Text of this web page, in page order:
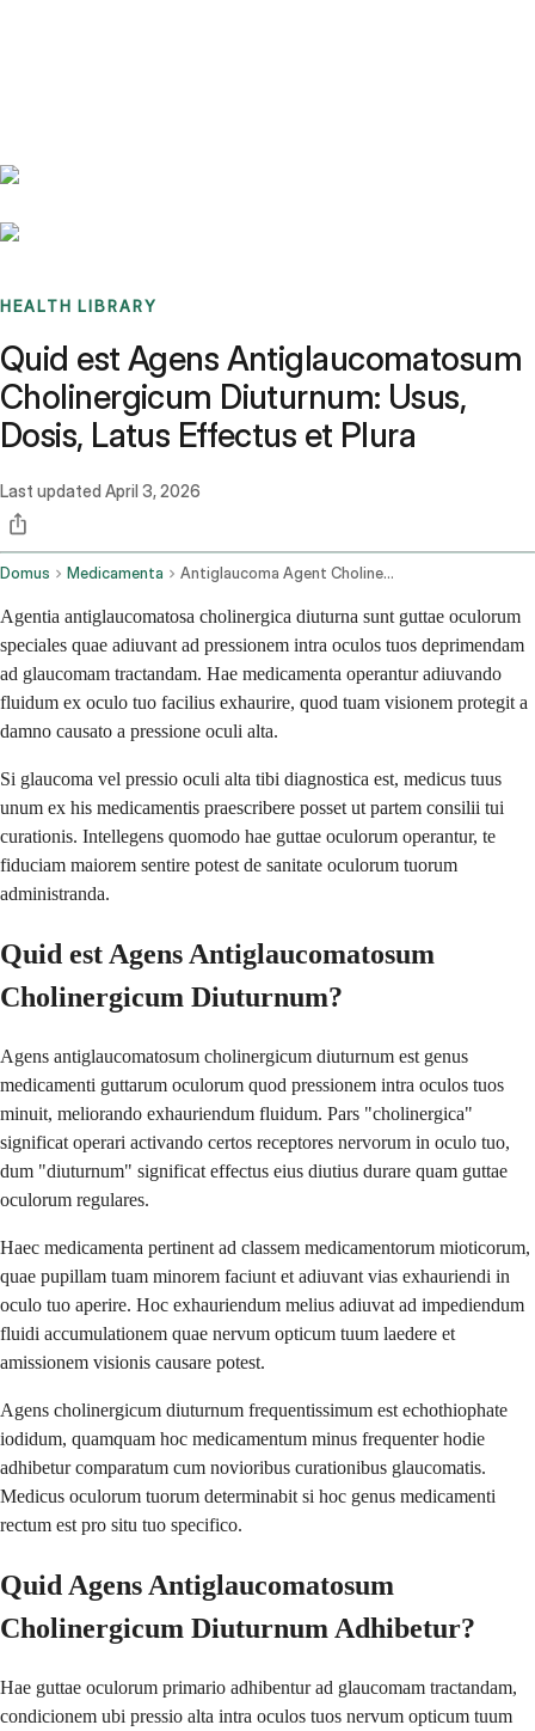
HEALTH LIBRARY
Quid est Agens Antiglaucomatosum
Cholinergicum Diuturnum: Usus,
Dosis, Latus Effectus et Plura
Last updated April 3, 2026
Domus Medicamenta Antiglaucoma Agent Cholinergic Long Acting Ophthalmic Route
Agentia antiglaucomatosa cholinergica diuturna sunt guttae oculorum
speciales quae adiuvant ad pressionem intra oculos tuos deprimendam
ad glaucomam tractandam. Hae medicamenta operantur adiuvando
fluidum ex oculo tuo facilius exhaurire, quod tuam visionem protegit a
damno causato a pressione oculi alta.
Si glaucoma vel pressio oculi alta tibi diagnostica est, medicus tuus
unum ex his medicamentis praescribere posset ut partem consilii tui
curationis. Intellegens quomodo hae guttae oculorum operantur, te
fiduciam maiorem sentire potest de sanitate oculorum tuorum
administranda.
Quid est Agens Antiglaucomatosum
Cholinergicum Diuturnum?
Agens antiglaucomatosum cholinergicum diuturnum est genus
medicamenti guttarum oculorum quod pressionem intra oculos tuos
minuit, meliorando exhauriendum fluidum. Pars "cholinergica"
significat operari activando certos receptores nervorum in oculo tuo,
dum "diuturnum" significat effectus eius diutius durare quam guttae
oculorum regulares.
Haec medicamenta pertinent ad classem medicamentorum mioticorum,
quae pupillam tuam minorem faciunt et adiuvant vias exhauriendi in
oculo tuo aperire. Hoc exhauriendum melius adiuvat ad impediendum
fluidi accumulationem quae nervum opticum tuum laedere et
amissionem visionis causare potest.
Agens cholinergicum diuturnum frequentissimum est echothiophate
iodidum, quamquam hoc medicamentum minus frequenter hodie
adhibetur comparatum cum novioribus curationibus glaucomatis.
Medicus oculorum tuorum determinabit si hoc genus medicamenti
rectum est pro situ tuo specifico.
Quid Agens Antiglaucomatosum
Cholinergicum Diuturnum Adhibetur?
Hae guttae oculorum primario adhibentur ad glaucomam tractandam,
condicionem ubi pressio alta intra oculos tuos nervum opticum tuum